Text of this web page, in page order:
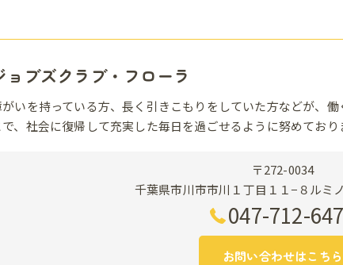
ョブズクラブ・フローラ
がいを持っている方、長く引きこもりをしていた方などが、
で、社会に復帰して充実した毎日を過ごせるように努めており
〒272-0034
千葉県市川市市川１丁目１１−８ルミ
047-712-
お問い合わせはこちら